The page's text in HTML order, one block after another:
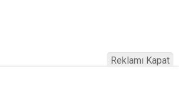
Reklamı Kapat